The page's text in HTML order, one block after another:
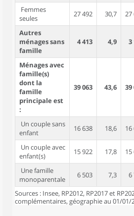
Femmes
seules
27 492 30,7 27
Autres
ménages sans
famille
4 413 4,9 3
Ménages avec
famille(s)
dont la
famille
principale est
:
39 063 43,6 39
Un couple sans
enfant
16 638 18,6 16
Un couple avec
enfant(s)
15 922 17,8 15
Une famille
monoparentale
6 503 7,3 6
Sources : Insee, RP2012, RP2017 et
complémentaires, géographie au 01/01/